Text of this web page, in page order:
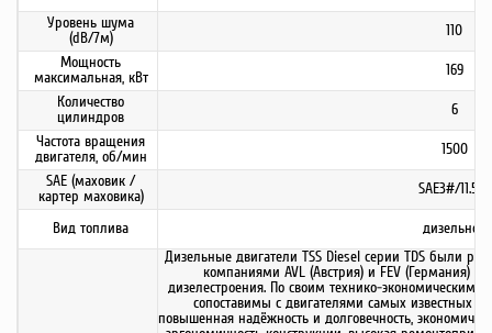
Уровень шума
(dB/7м)
110
Мощность
максимальная, кВт
169
Количество
цилиндров
6
Частота вращения
двигателя, об/мин
1500
SAE (маховик /
картер маховика)
SAE3#/11.5 #
Вид топлива дизельное
Дизельные двигатели TSS Diesel серии TDS были
компаниями AVL (Австрия) и FEV (Германия)
дизелестроения. По своим технико-экономическим
сопоставимы с двигателями самых известных
повышенная надёжность и долговечность,